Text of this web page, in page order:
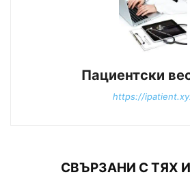
Пациентски
https://
СВЪРЗАНИ С ТЯХ